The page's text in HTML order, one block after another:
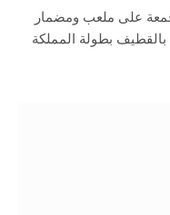
على ملعب ومضمار
بالقطيف بطولة المملكة